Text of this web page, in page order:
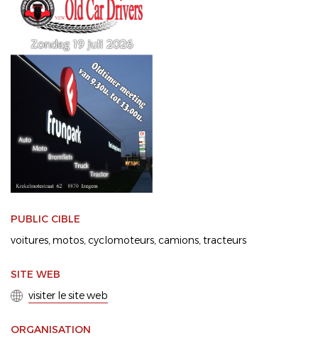
PUBLIC CIBLE
voitures motos cyclomoteurs camions tracteurs
SITE WEB
visiter le site web
ORGANISATION